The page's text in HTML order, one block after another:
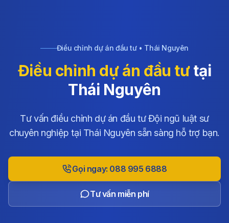
Điều chỉnh dự án đầu tư • Thái Nguyên
Điều chỉnh dự án đầu tưtại
Thái Nguyên
Tư vấn điều chỉnh dự án đầu tư Đội ngũ luật sư
chuyên nghiệp tại Thái Nguyên sẵn sàng hỗ trợ bạn.
Gọi ngay: 088 995 6888
Tư vấn miễn phí